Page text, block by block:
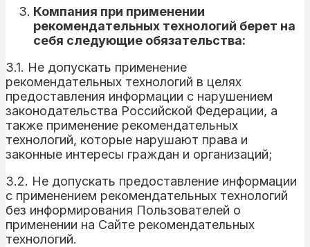
Компания при применении
рекомендательных технологий берет на
себя следующие обязательства:
3.1. Не допускать применение
рекомендательных технологий в целях
предоставления информации с нарушением
законодательства Российской Федерации, а
также применение рекомендательных
технологий, которые нарушают права и
законные интересы граждан и организаций;
3.2. Не допускать предоставление информации
с применением рекомендательных технологий
без информирования Пользователей о
применении на Сайте рекомендательных
технологий.